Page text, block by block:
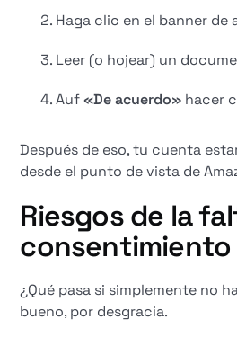
Haga clic en el banner de
Leer (o hojear) un
Auf«De acuerdo» hacer
Después de eso, tu cuenta
desde el punto de vista de
Riesgos de la
consentimiento
¿Qué pasa si simplemente no
bueno, por desgracia.